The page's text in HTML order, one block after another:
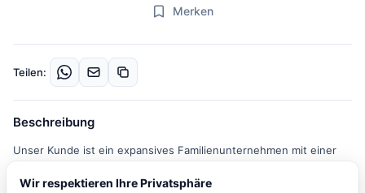
Merken
Teilen:
Beschreibung
Unser Kunde ist ein expansives Familienunternehmen mit einer
Abteilung, bestehend aus über 350 Mitarbeitenden, spielt eine
Wir respektieren Ihre Privatsphäre